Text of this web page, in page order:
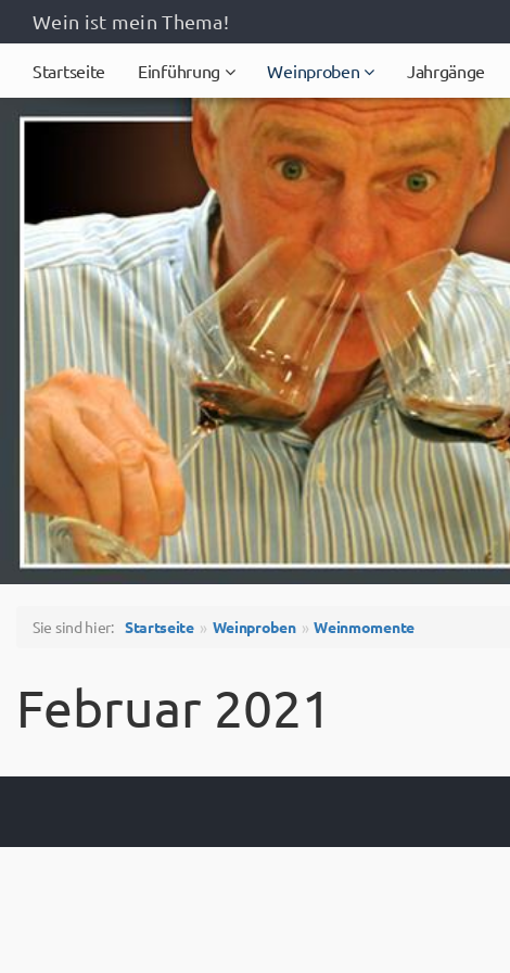
Wein ist mein Thema!
Startseite Einführung Weinproben Jahrgänge
Sie sind hier: Startseite Weinproben Weinmomente
Februar 2021